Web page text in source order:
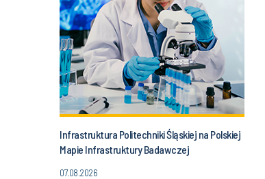
Infrastruktura Politechniki Śląskiej na Polskiej
Mapie Infrastruktury Badawczej
07.08.2026